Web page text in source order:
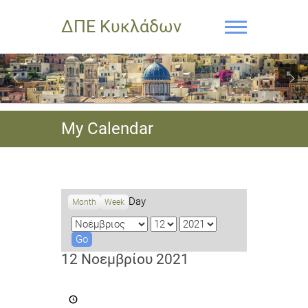
ΔΠΕ Κυκλάδων
My Calendar
Month Week Day
M
o
n
D
y
Y
a
12 Νοεμβρίου 2021
στο